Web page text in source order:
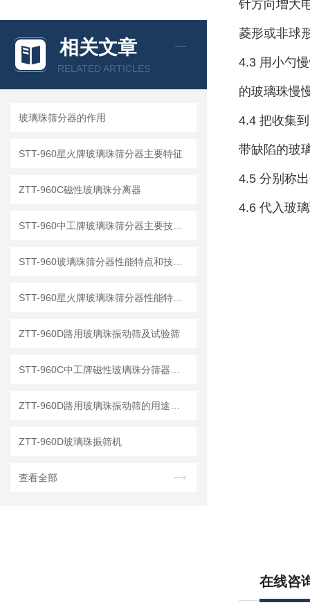
相关文章
RELATED ARTICLES
玻璃珠筛分器的作用
STT-960星火牌玻璃珠筛分器主要特征
ZTT-960C磁性玻璃珠分离器
ZTT-960D路用玻璃珠振动筛及试验筛
ZTT-960D玻璃珠振筛机
查看全部
针方向增大
菱形或非球
4.3 用小勺
的玻璃珠慢
4.4 把收集
带缺陷的玻
4.5 分别称
4.6 代入玻
在线咨